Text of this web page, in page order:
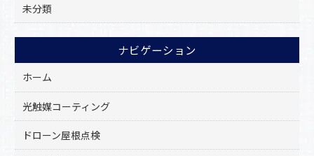
未分類
ナビゲーション
ホーム
光触媒コーティング
ドローン屋根点検